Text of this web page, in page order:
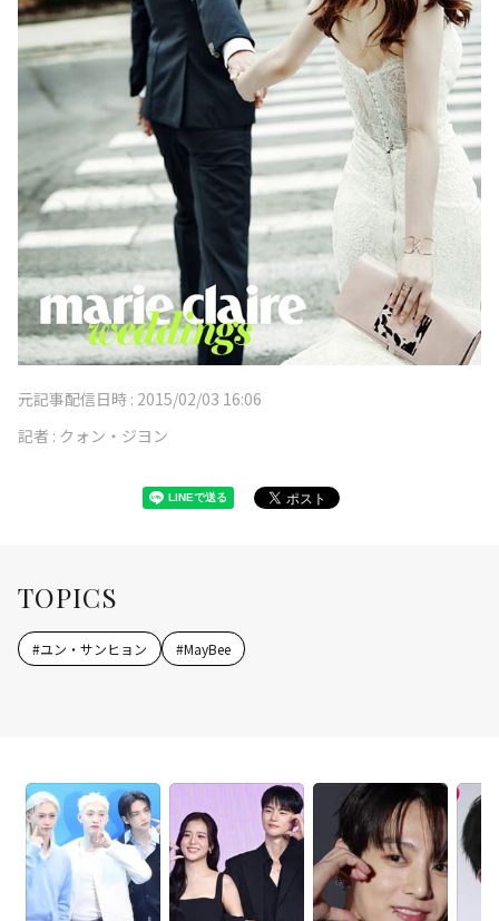
元記事配信日時 : 2015/02/03 16:06
記者 : クォン・ジヨン
TOPICS
#ユン・サンヒョン #MayBee